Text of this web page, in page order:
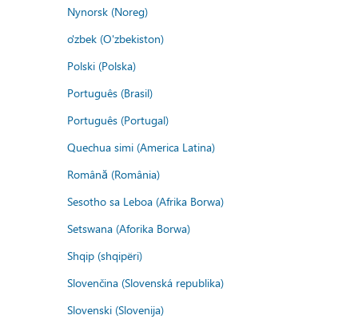
Nynorsk (Noreg)
o'zbek (O'zbekiston)
Polski (Polska)
Português (Brasil)
Português (Portugal)
Quechua simi (America Latina)
Română (România)
Sesotho sa Leboa (Afrika Borwa)
Setswana (Aforika Borwa)
Shqip (shqipëri)
Slovenčina (Slovenská republika)
Slovenski (Slovenija)